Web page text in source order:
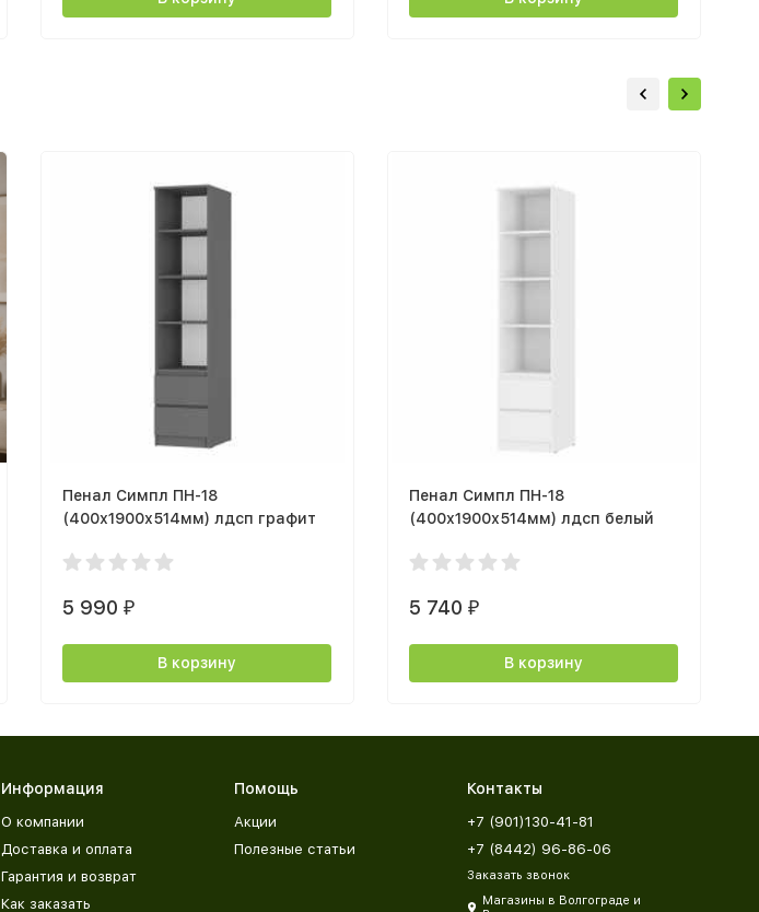
Пенал Симпл ПН-18
(400х1900х514мм) лдсп графит
5 990 ₽
В корзину
Пенал Симпл ПН-18
(400х1900х514мм) лдсп белый
5 740 ₽
В корзину
Информация
О компании
Доставка и оплата
Гарантия и возврат
Как заказать
Помощь
Акции
Полезные статьи
Контакты
+7 (901)130-41-81
+7 (8442) 96-86-06
Заказать звонок
Магазины в Волгограде и